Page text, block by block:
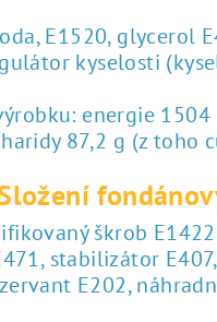
E1520, glycerol
kyselosti
energie
87,2 g (z
škrob
stabilizátor
E202,